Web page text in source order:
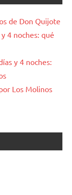
de Don Quijote
4 noches: qué
y 4 noches:
Los Molinos